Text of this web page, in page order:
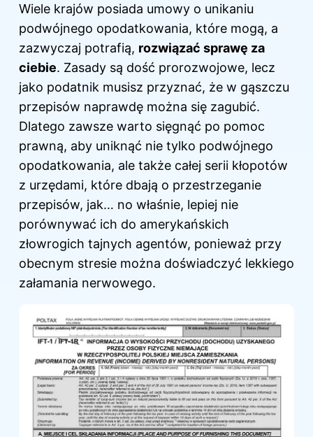
Wiele krajów posiada umowy o unikaniu
podwójnego opodatkowania, które mogą, a
zazwyczaj potrafią, rozwiązać sprawę za
ciebie. Zasady są dość prorozwojowe, lecz
jako podatnik musisz przyznać, że w gąszczu
przepisów naprawdę można się zagubić.
Dlatego zawsze warto sięgnąć po pomoc
prawną, aby uniknąć nie tylko podwójnego
opodatkowania, ale także całej serii kłopotów
z urzędami, które dbają o przestrzeganie
przepisów, jak… no właśnie, lepiej nie
porównywać ich do amerykańskich
złowrogich tajnych agentów, ponieważ przy
obecnym stresie można doświadczyć lekkiego
załamania nerwowego.